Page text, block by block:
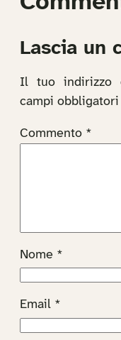
Lascia un
Il tuo indirizzo
campi obbligatori
Commento *
Nome *
Email *